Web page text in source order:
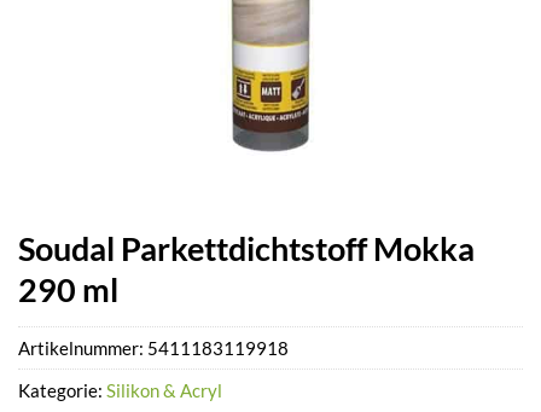
Soudal Parkettdichtstoff Mokka
290 ml
Artikelnummer: 5411183119918
Kategorie: Silikon & Acryl